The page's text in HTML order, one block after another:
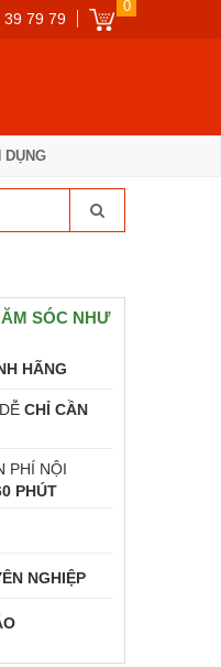
0
39 79 79
DỤNG
SÓC NHƯ
HÃNG
CHỈ CẦN
PHÍ NỘI
PHÚT
NGHIỆP